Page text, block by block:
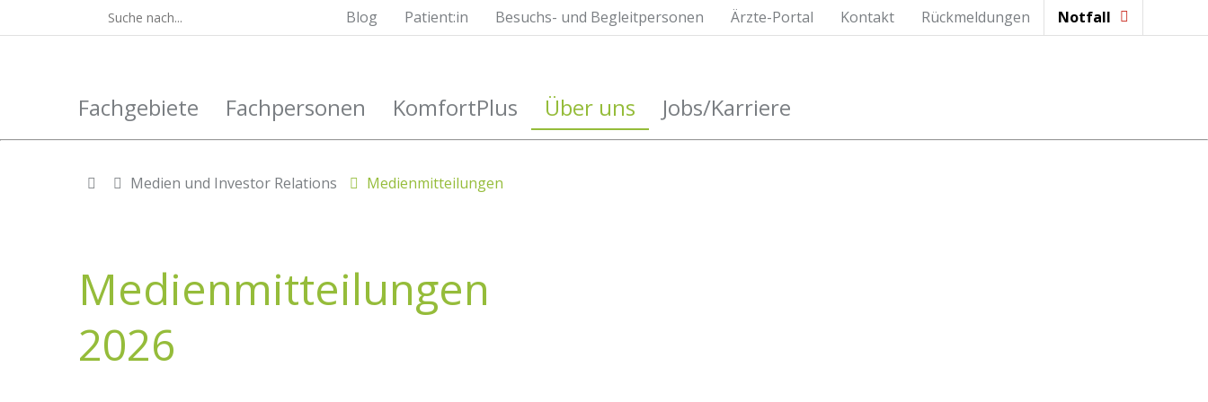
Notfall
Rückmeldungen
Kontakt
Ärzte-Portal
Besuchs- und Begleitpersonen
Patient:in
Blog
Fachgebiete Fachpersonen KomfortPlus Über uns Jobs/Karriere
Medien und Investor Relations Medienmitteilungen
Medienmitteilungen
2026